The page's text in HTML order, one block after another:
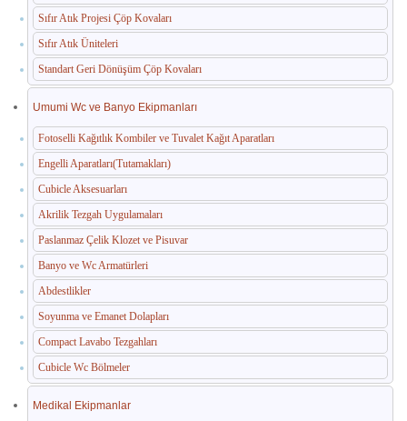
Sıfır Atık Projesi Çöp Kovaları
Sıfır Atık Üniteleri
Standart Geri Dönüşüm Çöp Kovaları
Umumi Wc ve Banyo Ekipmanları
Fotoselli Kağıtlık Kombiler ve Tuvalet Kağıt Aparatları
Engelli Aparatları(Tutamakları)
Cubicle Aksesuarları
Akrilik Tezgah Uygulamaları
Paslanmaz Çelik Klozet ve Pisuvar
Banyo ve Wc Armatürleri
Abdestlikler
Soyunma ve Emanet Dolapları
Compact Lavabo Tezgahları
Cubicle Wc Bölmeler
Medikal Ekipmanlar